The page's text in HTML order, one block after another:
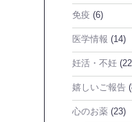
免疫 (6)
医学情報 (14)
妊活・不妊
嬉しいご報告
心のお薬 (23)